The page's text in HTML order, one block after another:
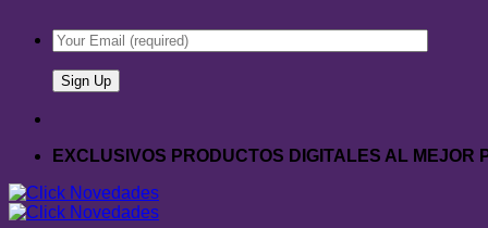
EXCLUSIVOS PRODUCTOS DIGITALES AL MEJOR